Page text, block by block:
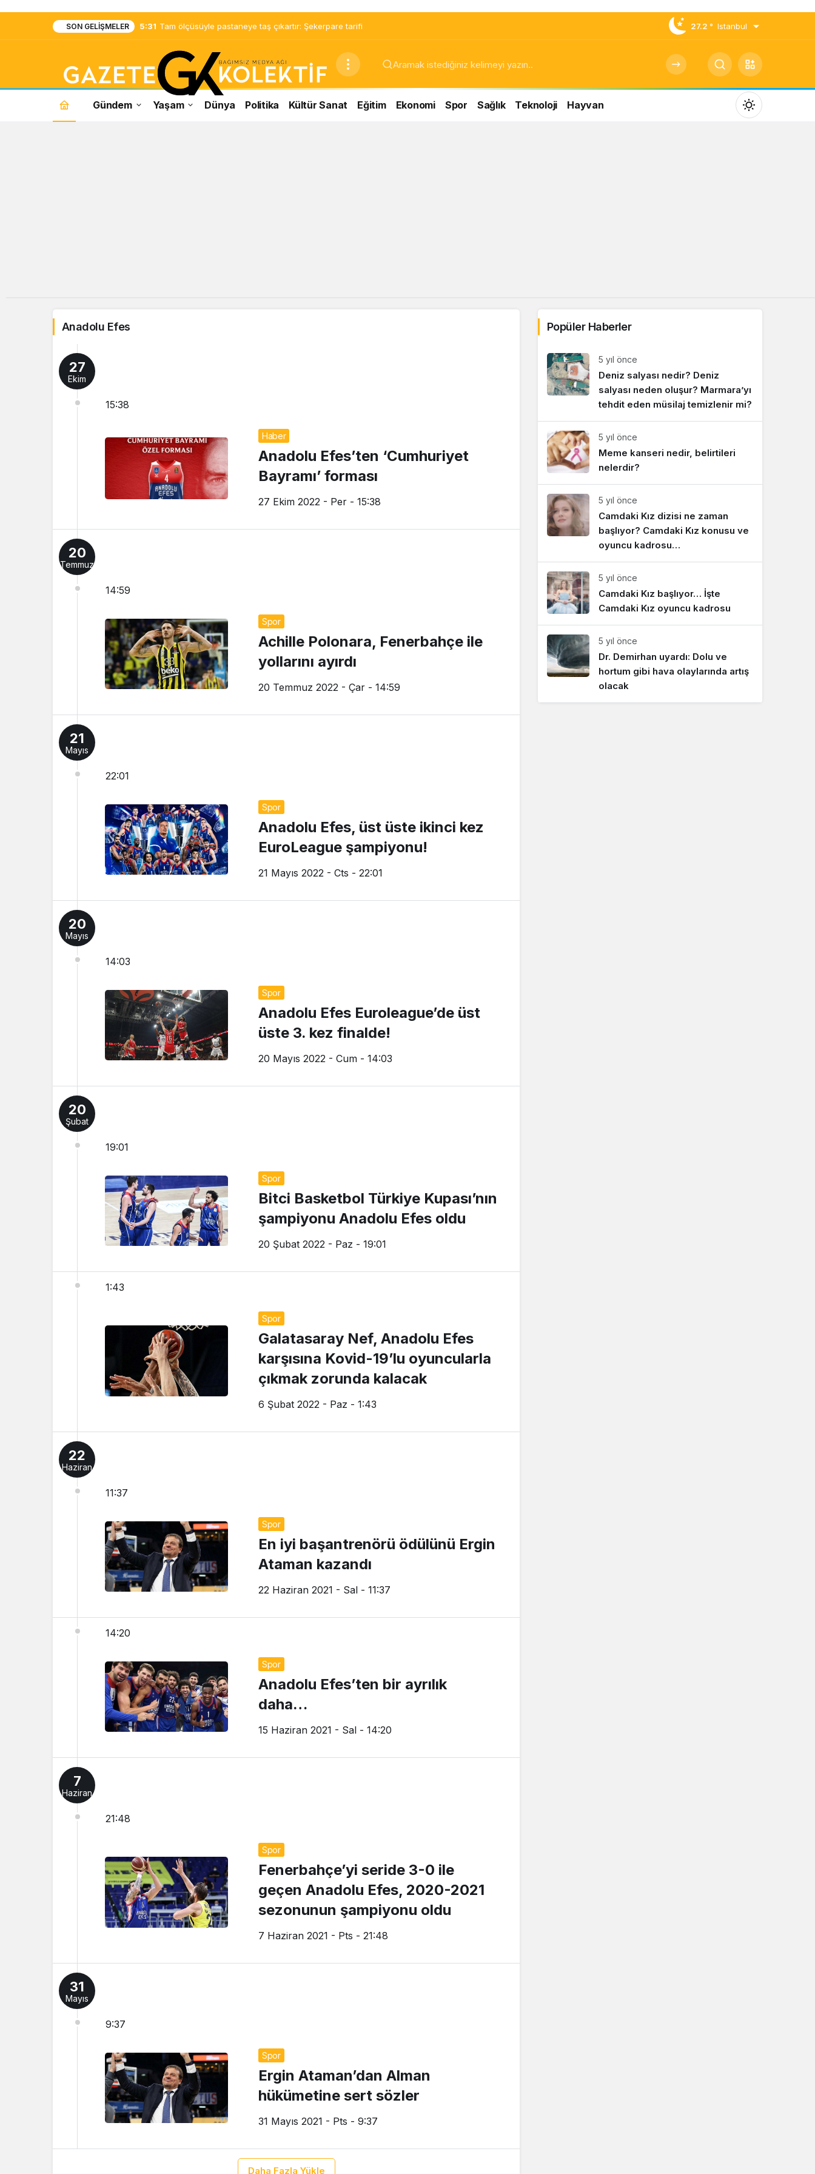
SON GELIŞMELER 5:31 Tam ölçüsüyle pastaneye taş çıkartır: Şekerpare tarifi 27.2 ° Istanbul
Anadolu
Gündem Yaşam Dünya Politika Kültür Sanat Eğitim Ekonomi Spor Sağlık Teknoloji Hayvan
Mod
değiştir
Anadolu Efes
27
Ekim
15:38
Haber
Anadolu Efes’ten ‘Cumhuriyet
Bayramı’ forması
27 Ekim 2022 - Per - 15:38
20
Temmuz
14:59
Spor
Achille Polonara, Fenerbahçe ile
yollarını ayırdı
20 Temmuz 2022 - Çar - 14:59
21
Mayıs
22:01
Spor
Anadolu Efes, üst üste ikinci kez
EuroLeague şampiyonu!
21 Mayıs 2022 - Cts - 22:01
20
Mayıs
14:03
Spor
Anadolu Efes Euroleague’de üst
üste 3. kez finalde!
20 Mayıs 2022 - Cum - 14:03
20
Şubat
19:01
Spor
Bitci Basketbol Türkiye Kupası’nın
şampiyonu Anadolu Efes oldu
20 Şubat 2022 - Paz - 19:01
1:43
Spor
Galatasaray Nef, Anadolu Efes
karşısına Kovid-19’lu oyuncularla
çıkmak zorunda kalacak
6 Şubat 2022 - Paz - 1:43
22
Haziran
11:37
Spor
En iyi başantrenörü ödülünü Ergin
Ataman kazandı
22 Haziran 2021 - Sal - 11:37
14:20
Spor
Anadolu Efes’ten bir ayrılık
daha…
15 Haziran 2021 - Sal - 14:20
7
Haziran
21:48
Spor
Fenerbahçe’yi seride 3-0 ile
geçen Anadolu Efes, 2020-2021
sezonunun şampiyonu oldu
7 Haziran 2021 - Pts - 21:48
31
Mayıs
9:37
Spor
Ergin Ataman’dan Alman
hükümetine sert sözler
31 Mayıs 2021 - Pts - 9:37
Daha Fazla Yükle
Popüler Haberler
5 yıl önce
Deniz salyası nedir? Deniz
salyası neden oluşur? Marmara’yı
tehdit eden müsilaj temizlenir mi?
5 yıl önce
Meme kanseri nedir, belirtileri
nelerdir?
5 yıl önce
Camdaki Kız dizisi ne zaman
başlıyor? Camdaki Kız konusu ve
oyuncu kadrosu…
5 yıl önce
Camdaki Kız başlıyor… İşte
Camdaki Kız oyuncu kadrosu
5 yıl önce
Dr. Demirhan uyardı: Dolu ve
hortum gibi hava olaylarında artış
olacak